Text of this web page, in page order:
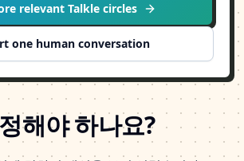
relevant Talkle circles
one human conversation
해야 하나요?